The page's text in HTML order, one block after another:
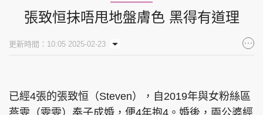
張致恒抹唔甩地盤膚色 黑得有道理
更新時間：10:05 2025-02-23
已經4張的張致恒（Steven），自2019年與女粉絲區